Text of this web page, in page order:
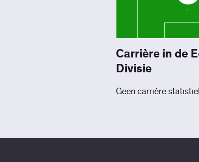
Carrière in de
Divisie
Geen carrière